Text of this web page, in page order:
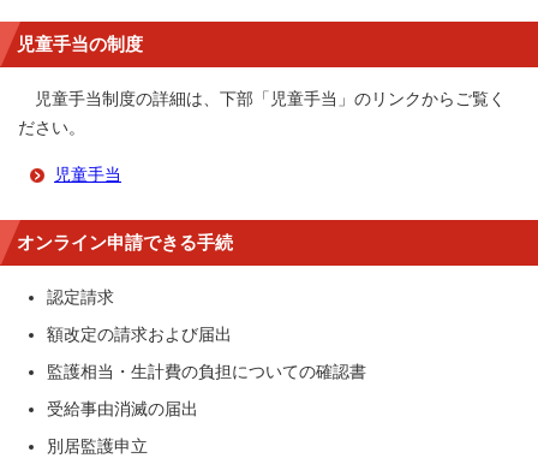
児童手当の制度
児童手当制度の詳細は、下部「児童手当」のリンクからご覧く
ださい。
児童手当
オンライン申請できる手続
認定請求
額改定の請求および届出
監護相当・生計費の負担についての確認書
受給事由消滅の届出
別居監護申立